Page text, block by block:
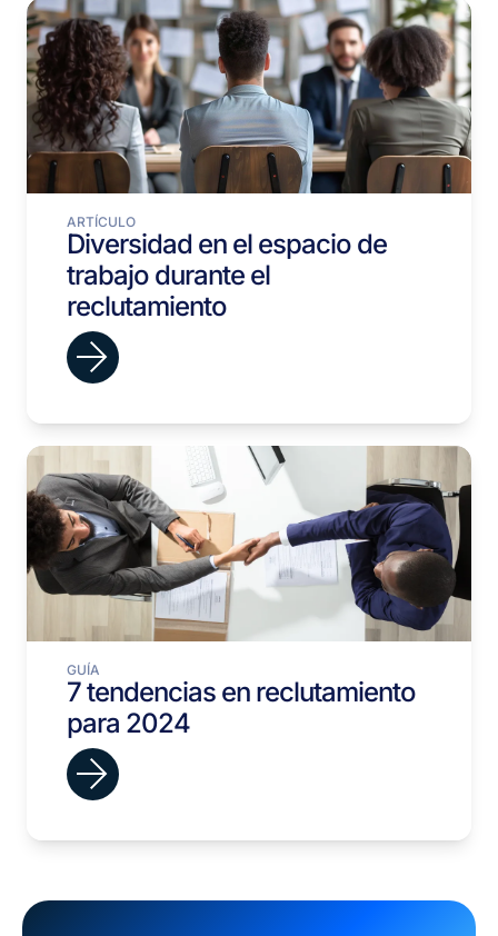
ARTÍCULO
Diversidad en el espacio de
trabajo durante el
reclutamiento
GUÍA
7 tendencias en reclutamiento
para 2024